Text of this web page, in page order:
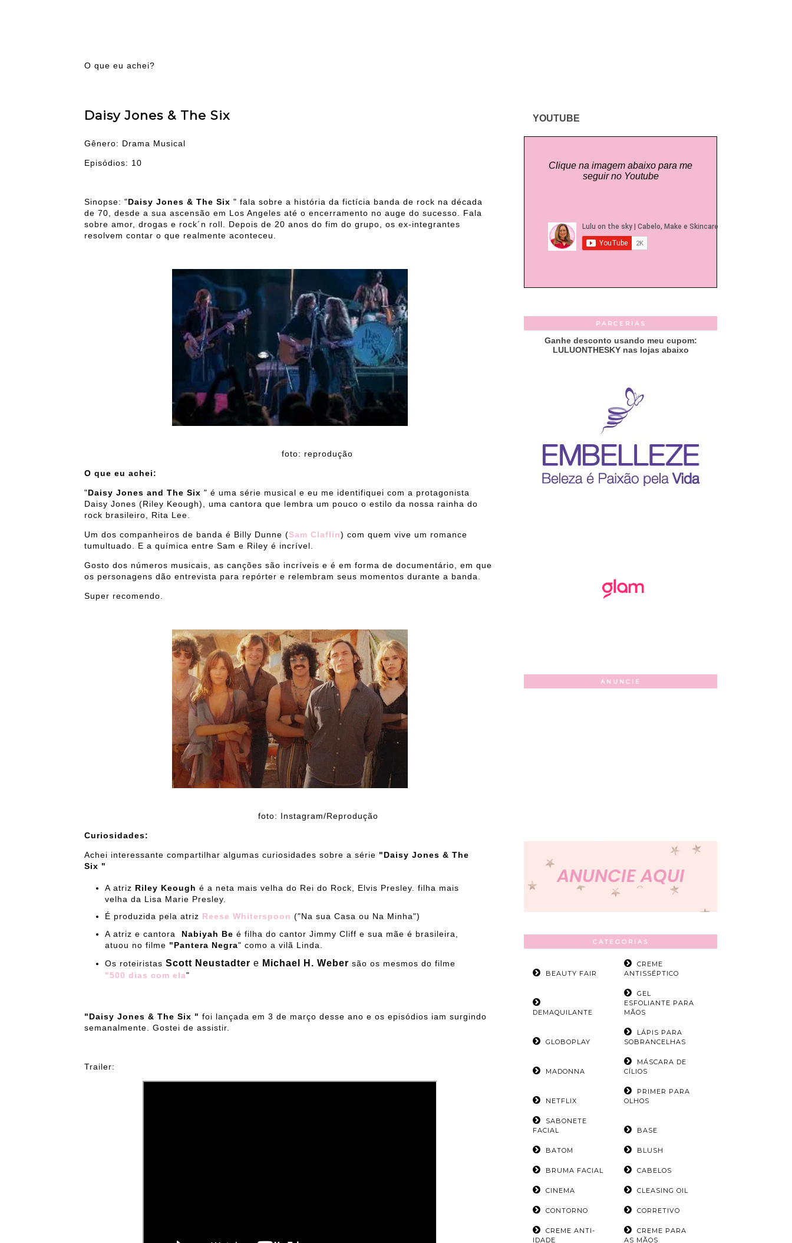
O que eu achei?
Daisy Jones & The Six
Gênero: Drama Musical
Episódios: 10
Sinopse: "Daisy Jones & The Six " fala sobre a história da fictícia banda de rock na década
de 70, desde a sua ascensão em Los Angeles até o encerramento no auge do sucesso. Fala
sobre amor, drogas e rock´n roll. Depois de 20 anos do fim do grupo, os ex-integrantes
resolvem contar o que realmente aconteceu.
foto: reprodução
O que eu achei:
"Daisy Jones and The Six " é uma série musical e eu me identifiquei com a protagonista
Daisy Jones (Riley Keough), uma cantora que lembra um pouco o estilo da nossa rainha do
rock brasileiro, Rita Lee.
Um dos companheiros de banda é Billy Dunne (Sam Claflin) com quem vive um romance
tumultuado. E a química entre Sam e Riley é incrível.
Gosto dos números musicais, as canções são incríveis e é em forma de documentário, em que
os personagens dão entrevista para repórter e relembram seus momentos durante a banda.
Super recomendo.
foto: Instagram/Reprodução
Curiosidades:
Achei interessante compartilhar algumas curiosidades sobre a série "Daisy Jones & The
Six "
A atriz Riley Keough é a neta mais velha do Rei do Rock, Elvis Presley. filha mais
velha da Lisa Marie Presley.
É produzida pela atriz Reese Whiterspoon ("Na sua Casa ou Na Minha")
A atriz e cantora Nabiyah Be é filha do cantor Jimmy Cliff e sua mãe é brasileira,
atuou no filme "Pantera Negra" como a vilã Linda.
Os roteiristas Scott Neustadter e Michael H. Weber são os mesmos do filme
"500 dias com ela"
"Daisy Jones & The Six " foi lançada em 3 de março desse ano e os episódios iam surgindo
semanalmente. Gostei de assistir.
Trailer:
YOUTUBE
Clique na imagem abaixo para me
seguir no Youtube
PARCERIAS
Ganhe desconto usando meu cupom:
LULUONTHESKY nas lojas abaixo
ANUNCIE
CATEGORIAS
BEAUTY FAIR
CREME
ANTISSÉPTICO
DEMAQUILANTE
GEL
ESFOLIANTE PARA
MÃOS
GLOBOPLAY
LÁPIS PARA
SOBRANCELHAS
MADONNA
MÁSCARA DE
CÍLIOS
NETFLIX
PRIMER PARA
OLHOS
SABONETE
FACIAL
BASE
BATOM BLUSH
BRUMA FACIAL CABELOS
CINEMA CLEASING OIL
CONTORNO CORRETIVO
CREME ANTI-
IDADE
CREME PARA
AS MÃOS